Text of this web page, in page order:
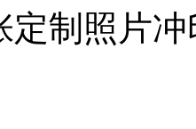
定制照片